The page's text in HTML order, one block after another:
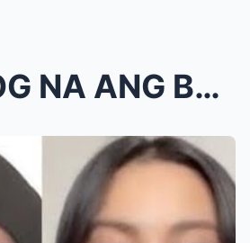
SUMABOG NA ANG BOMBANG PASABOG!